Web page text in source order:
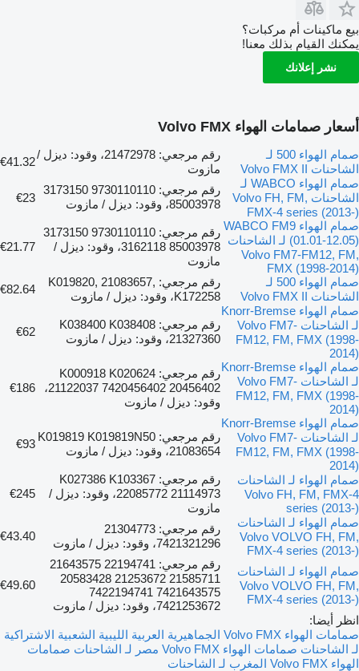
بيع ماكينات أم مركبات؟
يمكنك القيام بذلك معنا!
نشر إعلانك
أسعار صمامات الهواء Volvo FMX
صمام الهواء 500 لـ
الشاحنات Volvo FMX II
رقم مرجعي: 21472978، وقود: ديزل /
مازوت
€41.32
صمام الهواء WABCO لـ
الشاحنات Volvo FH, FM,
FMX-4 series (2013-)
رقم مرجعي: 9730110110 3173150
85003978، وقود: ديزل / مازوت
€23
صمام الهواء WABCO FM9
(01.01-12.05) لـ الشاحنات
Volvo FM7-FM12, FM,
FMX (1998-2014)
رقم مرجعي: 9730110110 3173150
85003978 3162118، وقود: ديزل /
مازوت
€21.77
صمام الهواء 500 لـ
الشاحنات Volvo FMX II
رقم مرجعي: K019820, 21083657,
K172258، وقود: ديزل / مازوت
€82.64
صمام الهواء Knorr-Bremse
لـ الشاحنات Volvo FM7-
FM12, FM, FMX (1998-
2014)
رقم مرجعي: K038400 K038408
21327360، وقود: ديزل / مازوت
€62
صمام الهواء Knorr-Bremse
لـ الشاحنات Volvo FM7-
FM12, FM, FMX (1998-
2014)
رقم مرجعي: K000918 K020624
21122037 7420456402 20456402،
وقود: ديزل / مازوت
€186
صمام الهواء Knorr-Bremse
لـ الشاحنات Volvo FM7-
FM12, FM, FMX (1998-
2014)
رقم مرجعي: K019819 K019819N50
21083654، وقود: ديزل / مازوت
€93
صمام الهواء لـ الشاحنات
Volvo FH, FM, FMX-4
series (2013-)
رقم مرجعي: K027386 K103367
22085772 21114973، وقود: ديزل /
مازوت
€245
صمام الهواء لـ الشاحنات
Volvo VOLVO FH, FM,
FMX-4 series (2013-)
رقم مرجعي: 21304773
7421321296، وقود: ديزل / مازوت
€43.40
صمام الهواء لـ الشاحنات
Volvo VOLVO FH, FM,
FMX-4 series (2013-)
رقم مرجعي: 22194741 21643575
21585711 21253672 20583428
7421643575 7422194741
7421253672، وقود: ديزل / مازوت
€49.60
انظر أيضا:
صمامات الهواء Volvo FMX الجماهيرية العربية الليبية الشعبية الاشتراكية
لـ الشاحنات صمامات الهواء Volvo FMX مصر لـ الشاحنات
صمامات
الهواء Volvo FMX المغرب لـ الشاحنات